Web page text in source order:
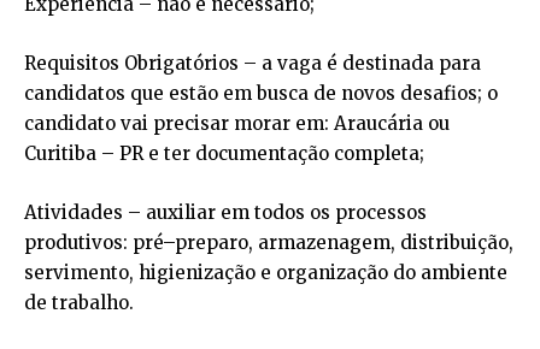
Requisitos Obrigatórios – a vaga é destinada para
candidatos que estão em busca de novos desafios; o
candidato vai precisar morar em: Araucária ou
Curitiba – PR e ter documentação completa;
Atividades – auxiliar em todos os processos
produtivos: pré–preparo, armazenagem, distribuição,
servimento, higienização e organização do ambiente
de trabalho.